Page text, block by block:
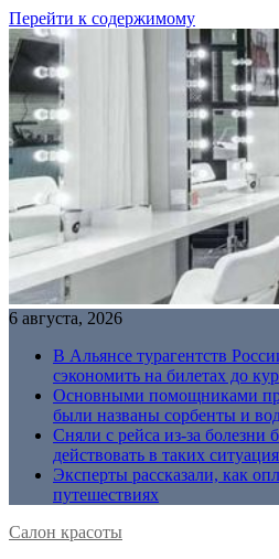
Перейти к содержимому
6 августа, 2026
В Альянсе турагентств
сэкономить на билетах до
Основными помощниками
были названы сорбенты и
Сняли с рейса из-за болезни
действовать в таких
Эксперты рассказали, как
путешествиях
Салон красоты